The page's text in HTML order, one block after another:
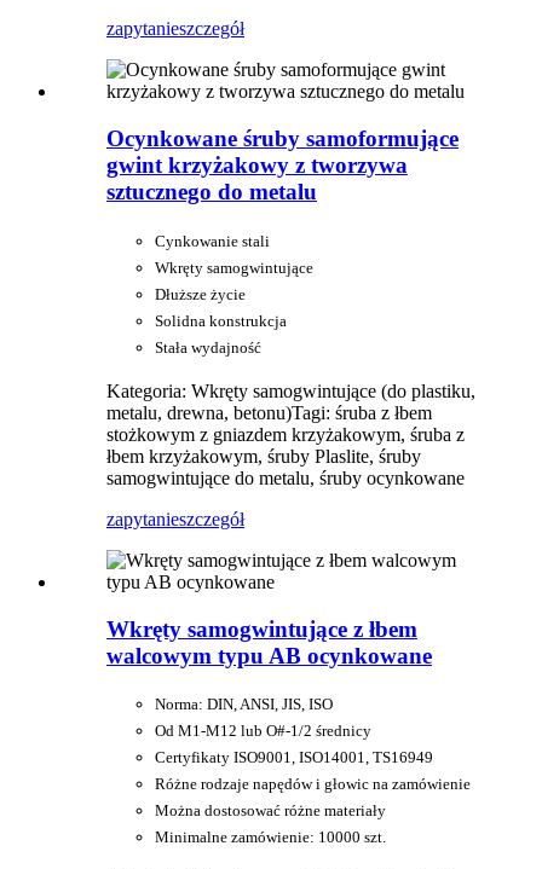
zapytanieszczegół
Ocynkowane śruby samoformujące
gwint krzyżakowy z tworzywa
sztucznego do metalu
Cynkowanie stali
Wkręty samogwintujące
Dłuższe życie
Solidna konstrukcja
Stała wydajność
Kategoria: Wkręty samogwintujące (do plastiku,
metalu, drewna, betonu)Tagi: śruba z łbem
stożkowym z gniazdem krzyżakowym, śruba z
łbem krzyżakowym, śruby Plaslite, śruby
samogwintujące do metalu, śruby ocynkowane
zapytanieszczegół
Wkręty samogwintujące z łbem
walcowym typu AB ocynkowane
Norma: DIN, ANSI, JIS, ISO
Od M1-M12 lub O#-1/2 średnicy
Certyfikaty ISO9001, ISO14001, TS16949
Różne rodzaje napędów i głowic na zamówienie
Można dostosować różne materiały
Minimalne zamówienie: 10000 szt.